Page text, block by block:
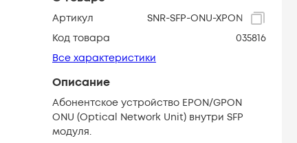
Артикул
SNR-SFP-ONU-XPON
Код товара
035816
Все характеристики
Описание
Абонентское устройство EPON/GPON
ONU (Optical Network Unit) внутри SFP
модуля.